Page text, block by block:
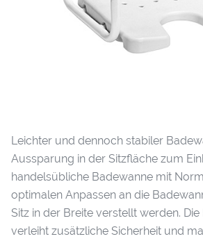
Leichter und dennoch stabiler
Aussparung in der Sitzfläche zum
handelsübliche Badewanne mit
optimalen Anpassen an die
Sitz in der Breite verstellt werden. Die
verleiht zusätzliche Sicherheit und